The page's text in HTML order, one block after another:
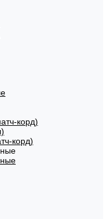
корд)
корд)